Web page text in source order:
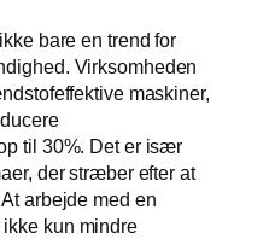
bare en trend for
Virksomheden
maskiner,
til 30%. Det er især
der stræber efter at
arbejde med en
kun mindre